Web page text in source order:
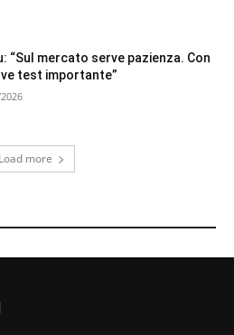
“Sul mercato serve pazienza. Con
test importante”
Load more